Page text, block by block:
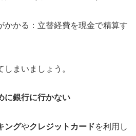
かかる：立替経費を現金で精算す
まいましょう。
に銀行に行かない
ングやクレジットカードを利用し